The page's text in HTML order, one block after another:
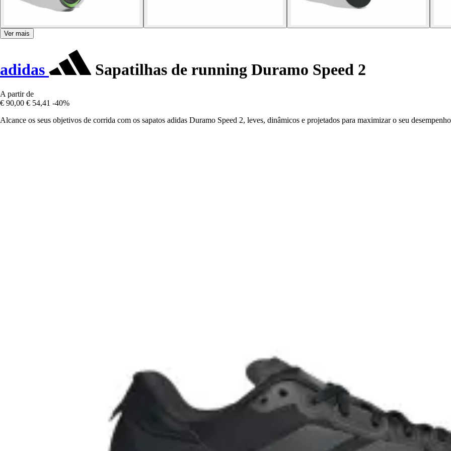
Ver mais
adidas Sapatilhas de running Duramo Speed 2
A partir de
€ 90,00 € 54,41 -40%
Alcance os seus objetivos de corrida com os sapatos adidas Duramo Speed 2, leves, dinâmicos e projetados para maximizar o seu